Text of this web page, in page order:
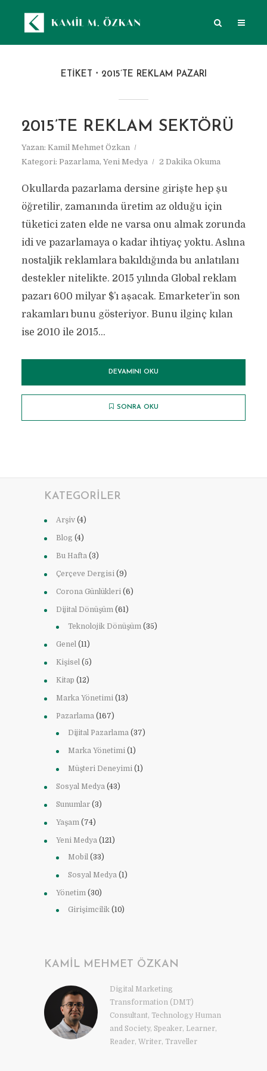
ETIKET 2015’TE REKLAM PAZARI
2015’TE REKLAM SEKTÖRÜ
Yazan: Kamil Mehmet Özkan
Kategori: Pazarlama, Yeni Medya 2 Dakika Okuma
Okullarda pazarlama dersine girişte hep şu
öğretilir, zamanında üretim az olduğu için
tüketici zaten elde ne varsa onu almak zorunda
idi ve pazarlamaya o kadar ihtiyaç yoktu. Aslına
nostaljik reklamlara bakıldığında bu anlatılanı
destekler nitelikte. 2015 yılında Global reklam
pazarı 600 milyar $’ı aşacak. Emarketer’in son
rakamları bunu gösteriyor. Bunu ilginç kılan
ise 2010 ile 2015...
DEVAMINI OKU
SONRA OKU
KATEGORILER
Arşiv (4)
Blog (4)
Bu Hafta (3)
Çerçeve Dergisi (9)
Corona Günlükleri (6)
Dijital Dönüşüm (61)
Teknolojik Dönüşüm (35)
Genel (11)
Kişisel (5)
Kitap (12)
Marka Yönetimi (13)
Pazarlama (167)
Dijital Pazarlama (37)
Marka Yönetimi (1)
Müşteri Deneyimi (1)
Sosyal Medya (43)
Sunumlar (3)
Yaşam (74)
Yeni Medya (121)
Mobil (33)
Sosyal Medya (1)
Yönetim (30)
Girişimcilik (10)
KAMIL MEHMET ÖZKAN
Digital Marketing
Transformation (DMT)
Consultant, Technology Human
and Society, Speaker, Learner,
Reader, Writer, Traveller